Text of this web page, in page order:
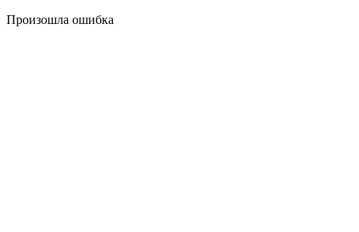
Произошла ошибка